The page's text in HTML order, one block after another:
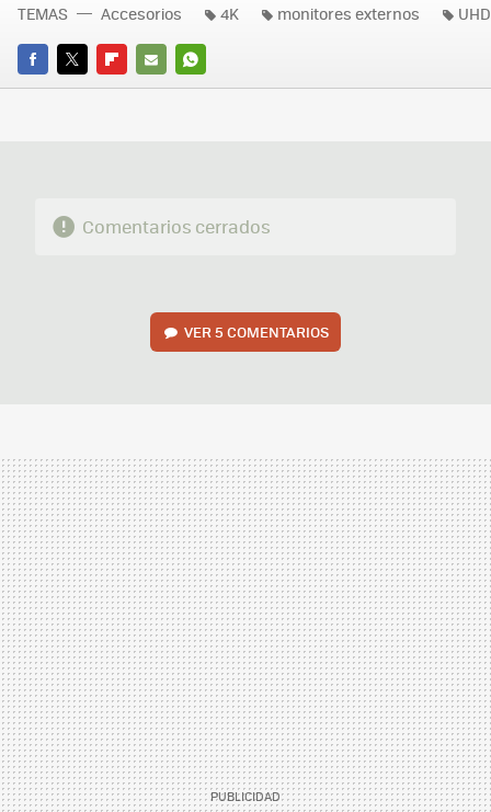
FACEBOOK
TWITTERFLIPBOARD
E-
WHATSAPP
TEMAS Accesorios 4K monitores externos UHD
Comentarios cerrados
VER5 COMENTARIOS